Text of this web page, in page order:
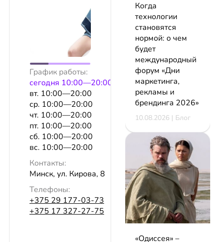
График работы:
сeгодня 10:00—20:00
вт. 10:00—20:00
ср. 10:00—20:00
чт. 10:00—20:00
пт. 10:00—20:00
сб. 10:00—20:00
вс. 10:00—20:00
Контакты:
Минск, ул. Кирова, 8
Телефоны:
+375 29 177-03-73
+375 17 327-27-75
Когда
технологии
становятся
нормой: о чем
будет
международный
форум «Дни
маркетинга,
рекламы и
брендинга 2026»
10.08.2026 | Блог
«Одиссея» –